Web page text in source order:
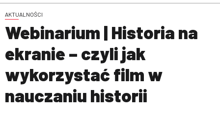
AKTUALNOŚCI
Webinarium | Historia na
ekranie – czyli jak
wykorzystać film w
nauczaniu historii